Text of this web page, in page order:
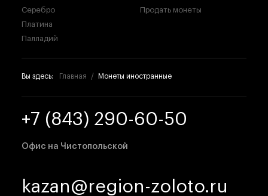
Серебро
Платина
Палладий
Продать монеты
Вы здесь: Главная Монеты иностранные
+7 (843) 290-60-50
Офис на Чистопольской
kazan@region-zoloto.ru